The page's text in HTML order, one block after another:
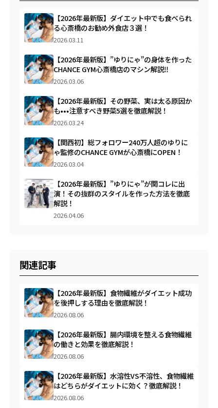
【2026年最新版】ダイエット中でも食べられ
る心斎橋のお勧め外食店３選！
2026.03.11
【2026年最新版】”ゆりにゃ”の身体を作った
CHANCE GYM心斎橋店のマシン解説‼︎
2026.03.06
【2026年最新版】その野菜、実は太る原因か
も•••注意すべき野菜5選を徹底解説！
2026.03.24
【関西初】総フォロワー240万人超のゆりに
ゃ監修のCHANCE GYMが心斎橋にOPEN！
2026.03.04
【2026年最新版】”ゆりにゃ”が関コレに出
演！その抜群のスタイルを作った方法を徹底
解説！
2026.04.06
関連記事
【2026年最新版】食物繊維がダイエット成功
を後押しする理由を徹底解説！
2026.08.06
【2026年最新版】腸内環境を整える食物繊維
の働きと効果を徹底解説！
2026.08.06
【2026年最新版】水溶性VS不溶性、食物繊維
はどちらがダイエットに効く？徹底解説！
2026.08.06